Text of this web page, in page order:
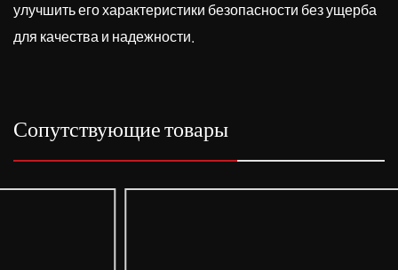
улучшить его характеристики безопасности без ущерба
для качества и надежности.
Сопутствующие товары